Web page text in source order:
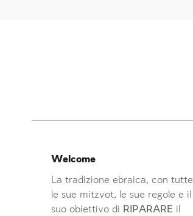
Welcome
La tradizione ebraica, con tutte
le sue mitzvot, le sue regole e il
suo obiettivo di RIPARARE il